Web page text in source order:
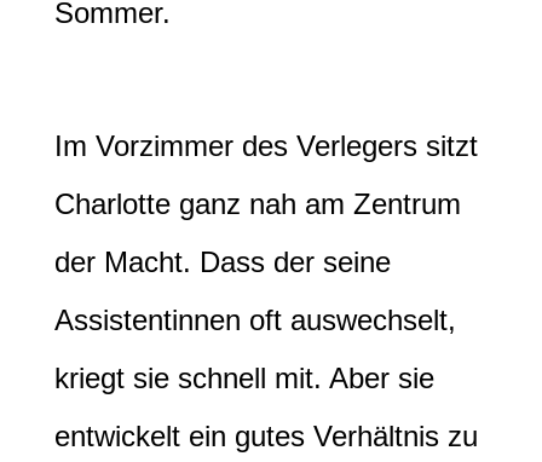
Sommer.
Im Vorzimmer des Verlegers sitzt
Charlotte ganz nah am Zentrum
der Macht. Dass der seine
Assistentinnen oft auswechselt,
kriegt sie schnell mit. Aber sie
entwickelt ein gutes Verhältnis zu